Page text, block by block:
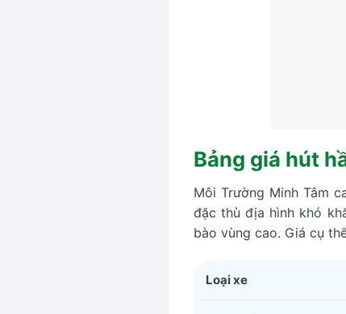
Bảng giá hút
Môi Trường Minh Tâm
đặc thù địa hình khó
bào vùng cao. Giá cụ
Loại xe